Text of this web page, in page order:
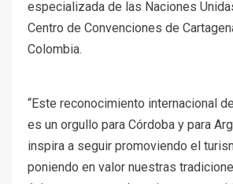
especializada de las Naciones
Centro de Convenciones de
Colombia.
“Este reconocimiento internacional
es un orgullo para Córdoba y para
inspira a seguir promoviendo el
poniendo en valor nuestras